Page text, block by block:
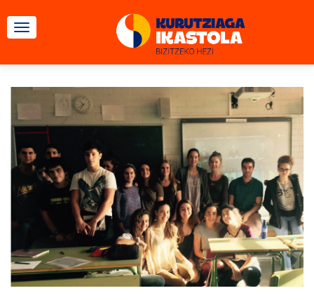
TOGGLE NAVIGATION